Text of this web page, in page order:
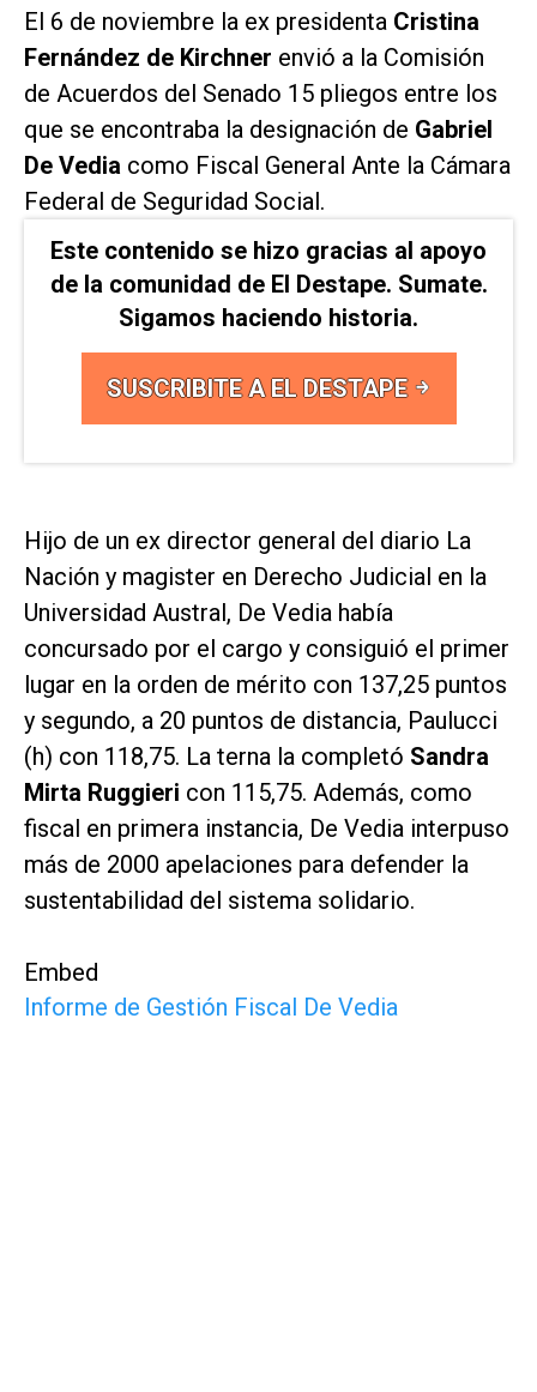
El 6 de noviembre la ex presidenta Cristina
Fernández de Kirchner envió a la Comisión
de Acuerdos del Senado 15 pliegos entre los
que se encontraba la designación de Gabriel
De Vedia como Fiscal General Ante la Cámara
Federal de Seguridad Social.
Este contenido se hizo gracias al apoyo
de la comunidad de El Destape. Sumate.
Sigamos haciendo historia.
SUSCRIBITE A EL DESTAPE
Hijo de un ex director general del diario La
Nación y magister en Derecho Judicial en la
Universidad Austral, De Vedia había
concursado por el cargo y consiguió el primer
lugar en la orden de mérito con 137,25 puntos
y segundo, a 20 puntos de distancia, Paulucci
(h) con 118,75. La terna la completó Sandra
Mirta Ruggieri con 115,75. Además, como
fiscal en primera instancia, De Vedia interpuso
más de 2000 apelaciones para defender la
sustentabilidad del sistema solidario.
Embed
Informe de Gestión Fiscal De Vedia